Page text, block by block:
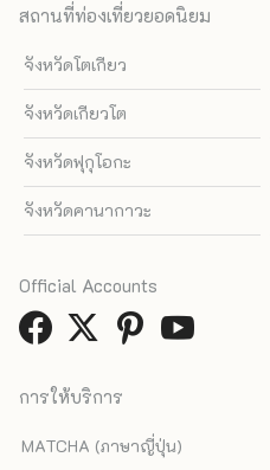
สถานที่ท่องเที่ยวยอดนิยม
จังหวัดโตเกียว
จังหวัดเกียวโต
จังหวัดฟุกุโอกะ
จังหวัดคานากาวะ
การให้บริการ
MATCHA (ภาษาญี่ปุ่น)
Official Accounts